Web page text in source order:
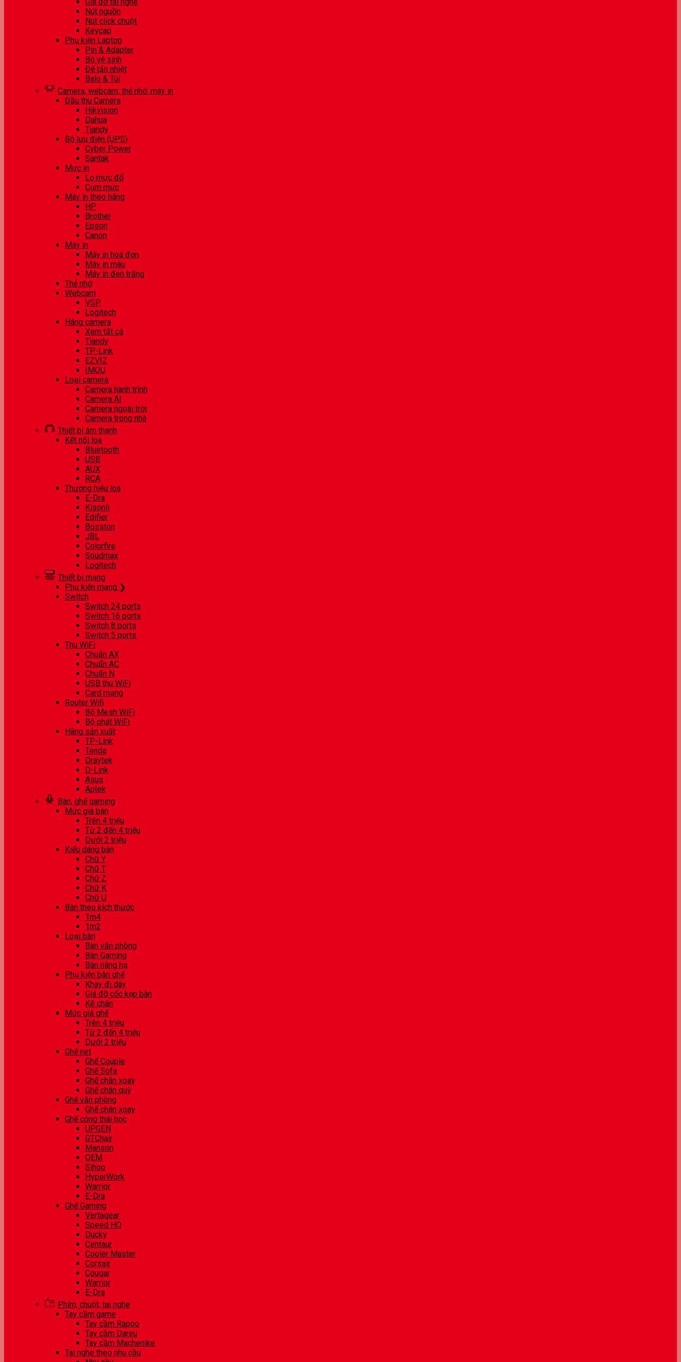
Nút nguồn
Nút click chuột
Keycap
Phụ kiện Laptop
Pin & Adapter
Bộ vệ sinh
Đế tản nhiệt
Balo & Túi
Camera, webcam, thẻ nhớ, máy in
Đầu thu Camera
Hikvision
Dahua
Tiandy
Bộ lưu điện (UPS)
Cyber Power
Santak
Mực in
Lọ mực đổ
Cụm mực
Máy in theo hãng
HP
Brother
Epson
Canon
Máy in
Máy in hoá đơn
Máy in màu
Máy in đen trắng
Thẻ nhớ
Webcam
VSP
Logitech
Hãng camera
Xem tất cả
Tiandy
TP-Link
EZVIZ
IMOU
Loại camera
Camera hành trình
Camera AI
Camera ngoài trời
Camera trong nhà
Thiết bị âm thanh
Kết nối loa
Bluetooth
USB
AUX
RCA
Thương hiệu loa
E-Dra
Kisonli
Edifier
Bosston
JBL
Colorfire
Soudmax
Logitech
Thiết bị mạng
Phụ kiện mạng ❯
Switch
Switch 24 ports
Switch 16 ports
Switch 8 ports
Switch 5 ports
Thu WiFi
Chuẩn AX
Chuẩn AC
Chuẩn N
USB thu WiFi
Card mạng
Router Wifi
Bộ Mesh WiFi
Bộ phát WiFi
Hãng sản xuất
TP-Link
Tenda
Draytek
D-Link
Asus
Aptek
Bàn, ghế gaming
Mức giá bàn
Trên 4 triệu
Từ 2 đến 4 triệu
Dưới 2 triệu
Kiểu dáng bàn
Chữ Y
Chữ T
Chữ Z
Chữ K
Chữ U
Bàn theo kích thước
1m4
1m2
Loại bàn
Bàn văn phòng
Bàn Gaming
Bàn nâng hạ
Phụ kiện bàn ghế
Khay đi dây
Giá đỡ cốc kẹp bàn
Kê chân
Mức giá ghế
Trên 4 triệu
Từ 2 đến 4 triệu
Dưới 2 triệu
Ghế net
Ghế Couple
Ghế Sofa
Ghế chân xoay
Ghế chân quỳ
Ghế văn phòng
Ghế chân xoay
Ghế công thái học
UPGEN
GTChair
Manson
OEM
Sihoo
HyperWork
Warrior
E-Dra
Ghế Gaming
Vertagear
Speed HQ
Ducky
Centaur
Cooler Master
Corsair
Cougar
Warrior
E-Dra
Phím, chuột, tai nghe
Tay cầm game
Tay cầm Rapoo
Tay cầm Dareu
Tay cầm Machenike
Tai nghe theo nhu cầu